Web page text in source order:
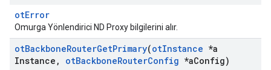
otError
Omurga Yönlendirici ND Proxy bilgilerini alır.
otBackboneRouterGetPrimary(otInstance *a
Instance , otBackboneRouterConfig *aConfig)